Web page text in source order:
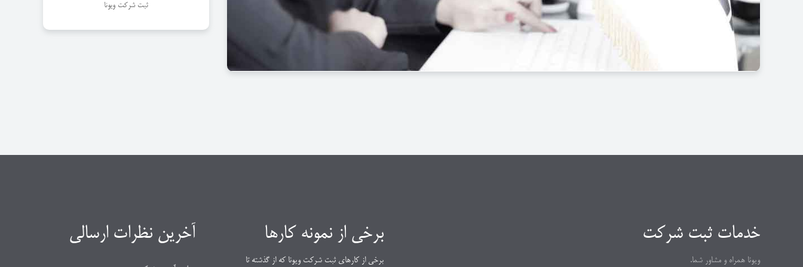
و تفاوت آنها در ضامن بودن و نبودن شرکا در شرکت ها می باشد .
ب) وجوه مشترک شرکت با مسئولیت محدود و شرکتهای اشخاص
ثبت شرکت ویونا
خدمات ثبت شرکت
ویونا همراه و مشاور شما.
برخی از نمونه کارها
برخی از کارهای ثبت شرکت ویونا که از گذشته تا
آخرین نظرات ارسالی